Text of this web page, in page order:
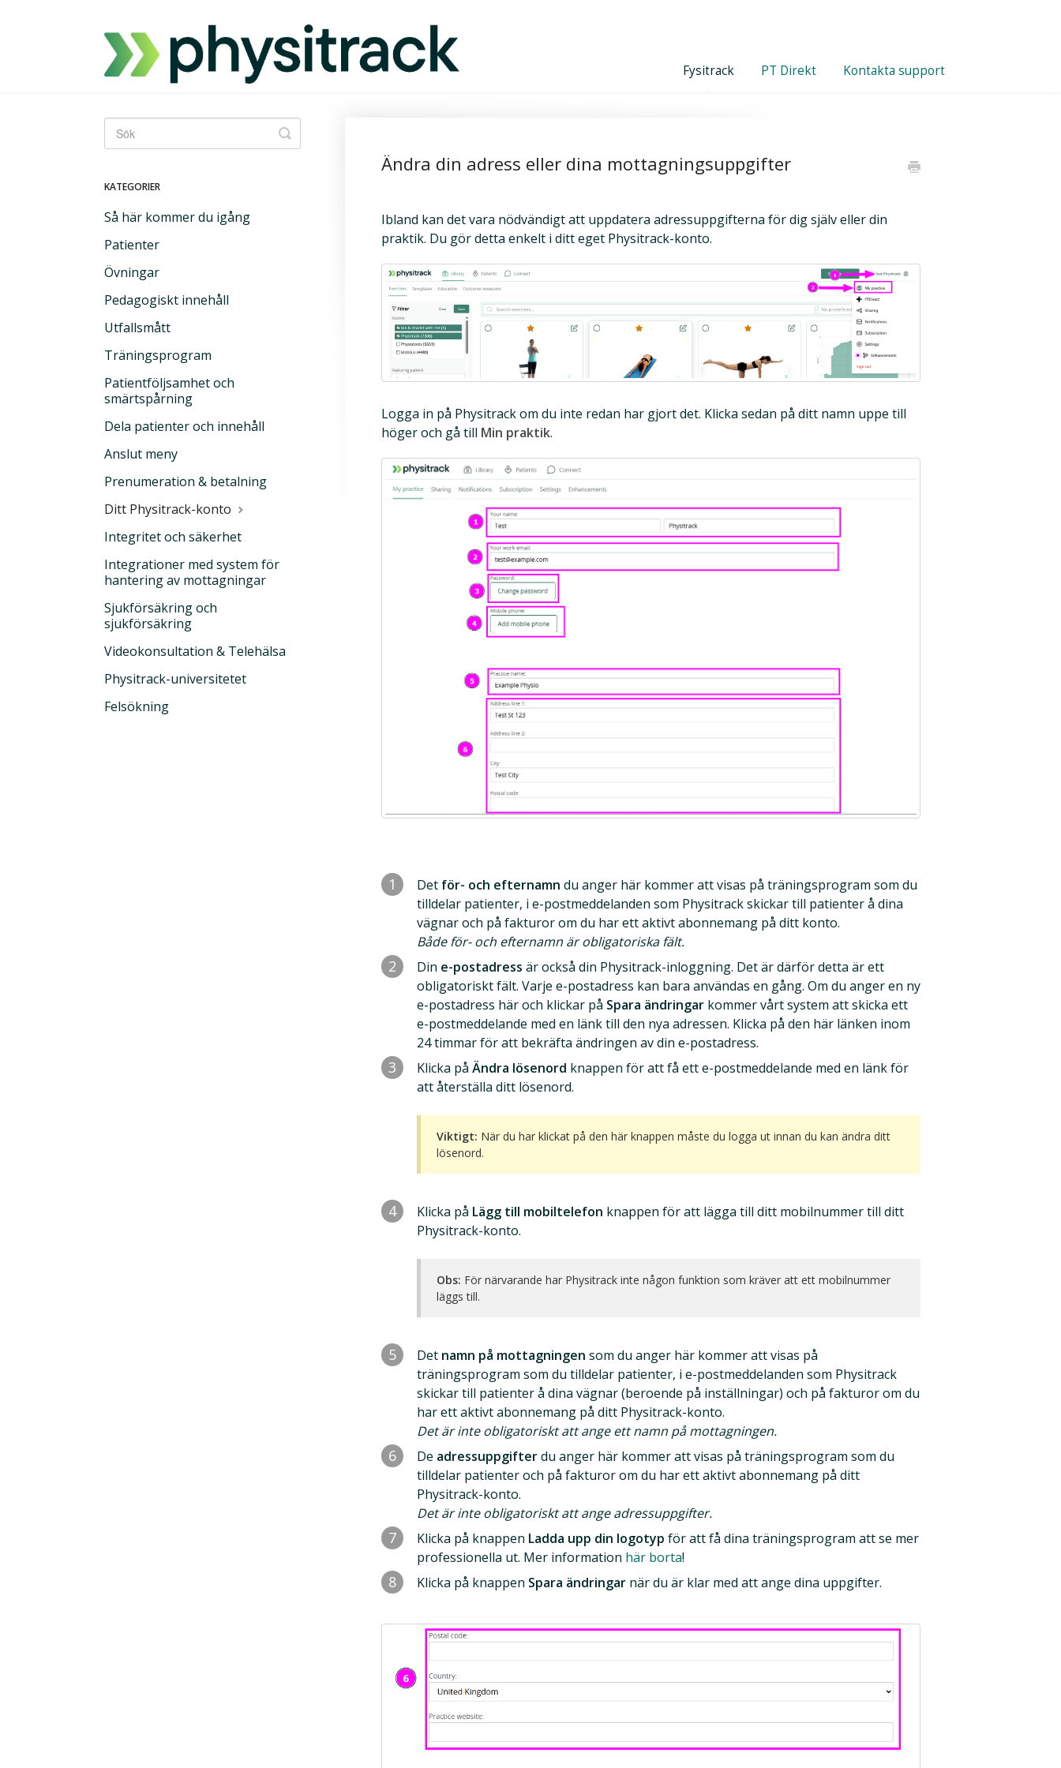
Fysitrack PT Direkt Kontakta support
Ändra din adress eller dina mottagningsuppgifter
Ibland kan det vara nödvändigt att uppdatera adressuppgifterna för dig själv eller din
praktik. Du gör detta enkelt i ditt eget Physitrack-konto.
Logga in på Physitrack om du inte redan har gjort det. Klicka sedan på ditt namn uppe till
höger och gå till Min praktik.
1 Det för- och efternamn du anger här kommer att visas på träningsprogram som du
tilldelar patienter, i e-postmeddelanden som Physitrack skickar till patienter å dina
vägnar och på fakturor om du har ett aktivt abonnemang på ditt konto.
Både för- och efternamn är obligatoriska fält.
2 Din e-postadress är också din Physitrack-inloggning. Det är därför detta är ett
obligatoriskt fält. Varje e-postadress kan bara användas en gång. Om du anger en ny
e-postadress här och klickar på Spara ändringarkommer vårt system att skicka ett
e-postmeddelande med en länk till den nya adressen. Klicka på den här länken inom
24 timmar för att bekräfta ändringen av din e-postadress.
3 Klicka på Ändra lösenord knappen för att få ett e-postmeddelande med en länk för
att återställa ditt lösenord.
Viktigt: När du har klickat på den här knappen måste du logga ut innan du kan ändra ditt
lösenord.
4 Klicka på Lägg till mobiltelefon knappen för att lägga till ditt mobilnummer till ditt
Physitrack-konto.
Obs: För närvarande har Physitrack inte någon funktion som kräver att ett mobilnummer
läggs till.
5 Det namn på mottagningen som du anger här kommer att visas på
träningsprogram som du tilldelar patienter, i e-postmeddelanden som Physitrack
skickar till patienter å dina vägnar (beroende på inställningar) och på fakturor om du
har ett aktivt abonnemang på ditt Physitrack-konto.
Det är inte obligatoriskt att ange ett namn på mottagningen.
6 De adressuppgifterdu anger här kommer att visas på träningsprogram som du
tilldelar patienter och på fakturor om du har ett aktivt abonnemang på ditt
Physitrack-konto.
Det är inte obligatoriskt att ange adressuppgifter.
7 Klicka på knappen Ladda upp din logotyp för att få dina träningsprogram att se mer
professionella ut. Mer information här borta!
8 Klicka på knappen Spara ändringarnär du är klar med att ange dina uppgifter.
Toggle
Sök
KATEGORIER
Så här kommer du igång
Patienter
Övningar
Pedagogiskt innehåll
Utfallsmått
Träningsprogram
Patientföljsamhet och
smärtspårning
Dela patienter och innehåll
Anslut meny
Prenumeration & betalning
Ditt Physitrack-konto
Integritet och säkerhet
Integrationer med system för
hantering av mottagningar
Sjukförsäkring och
sjukförsäkring
Videokonsultation & Telehälsa
Physitrack-universitetet
Felsökning